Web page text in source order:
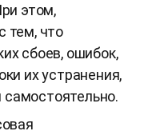
этом,
тем, что
сбоев, ошибок,
их устранения,